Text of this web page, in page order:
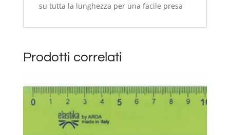
su tutta la lunghezza per una facile presa
Prodotti correlati